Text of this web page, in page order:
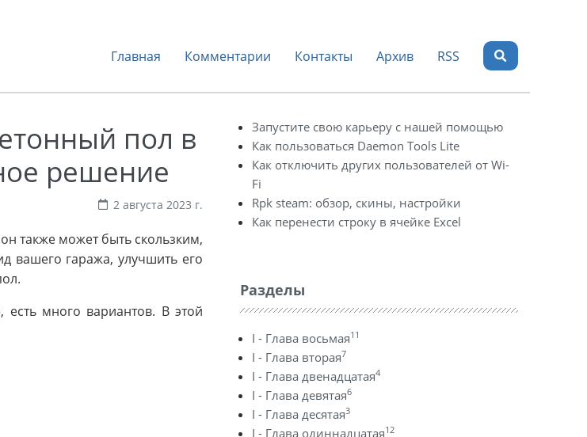
Главная Комментарии Контакты Архив RSS
пол в
решение
2 августа 2023 г.
также может быть скользким,
вашего гаража, улучшить его
много вариантов. В этой
Запустите свою карьеру с нашей помощью
Как пользоваться Daemon Tools Lite
Как отключить других пользователей от Wi-
Fi
Rpk steam: обзор, скины, настройки
Как перенести строку в ячейке Excel
Разделы
I - Глава восьмая11
I - Глава вторая7
I - Глава двенадцатая4
I - Глава девятая6
I - Глава десятая3
I - Глава одиннадцатая12